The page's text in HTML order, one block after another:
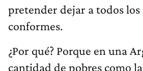
pretender dejar a todos los
conformes.
¿Por qué? Porque en una
cantidad de pobres como